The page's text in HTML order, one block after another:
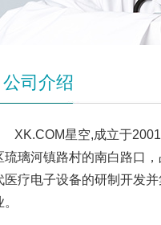
公司介绍
XK.COM星空,成立于
琉璃河镇路村的南白路口
医疗电子设备的研制开发